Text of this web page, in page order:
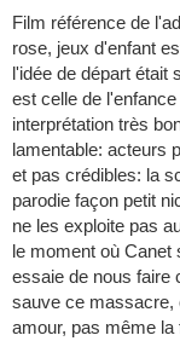
Film référence de
rose, jeux d'enfant
l'idée de départ était
est celle de
interprétation très
lamentable: acteurs
et pas crédibles: la
parodie façon petit
ne les exploite pas
le moment où Canet
essaie de nous faire
sauve ce massacre,
amour, pas même la